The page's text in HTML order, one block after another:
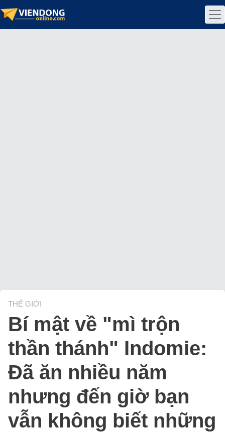
THẾ GIỚI
Bí mật về "mì trộn
thần thánh" Indomie:
Đã ăn nhiều năm
nhưng đến giờ bạn
vẫn không biết những